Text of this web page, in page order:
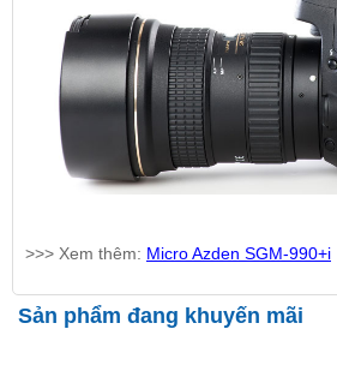
>>> Xem thêm: Micro Azden SGM-990+i
Sản phẩm đang khuyến mãi